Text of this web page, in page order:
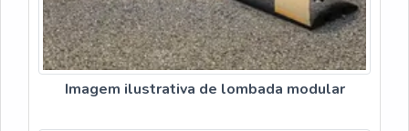
Imagem ilustrativa de lombada modular